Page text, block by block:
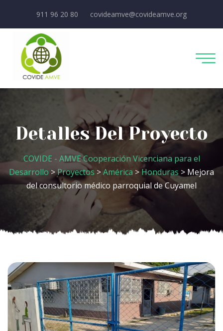
911 96 20 80 covideamve@covideamve.org
Detalles Del Proyecto
COVIDE - AMVE Cooperación Vicenciana para el
Desarrollo >Proyectos >América > Honduras > Mejora
del consultorio médico parroquial de Cuyamel